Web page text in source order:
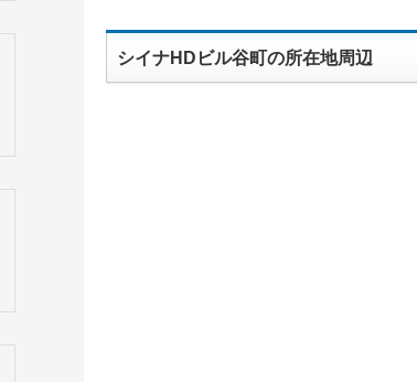
シイナHDビル谷町の所在地周辺